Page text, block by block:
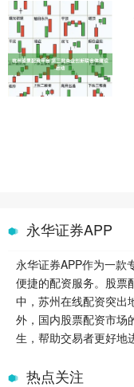
永华证券APP
永华证券APP作为一款
便捷的配资服务。股票
中，苏州在线配资突出
外，国内股票配资市场
生，帮助交易者更好地
热点关注